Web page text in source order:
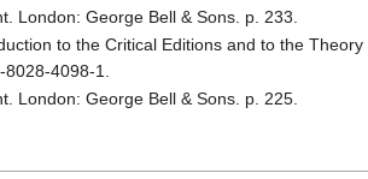
London: George Bell & Sons. p. 233.
to the Critical Editions and to the
4098-1.
London: George Bell & Sons. p. 225.